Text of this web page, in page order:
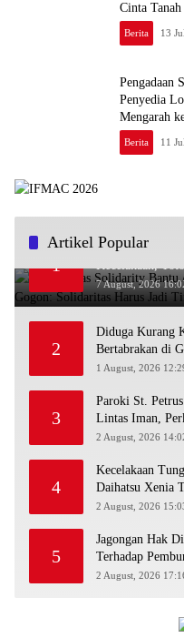
Cinta
Berita 13
Pengadaan
Penyedia
Mengarah
Berita 11
Artikel Popular
1
Ra’Nggagas
Tindakan Nyata
7 August, 2026
2
Diduga Kurang
Bertabrakan di
1 August, 2026
3
Paroki St.
Lintas Iman,
2 August, 2026
4
Kecelakaan
Daihatsu Xenia
2 August, 2026
5
Jagongan Hak
Terhadap
2 August, 2026